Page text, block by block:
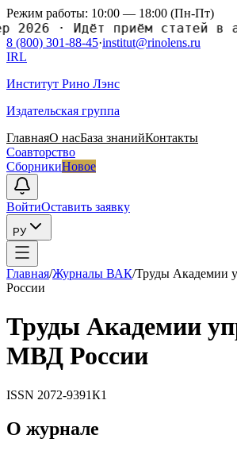
Режим работы: 10:00 — 18:00 (Пн-Пт)
·Идёт приём статей в
8 (800) 301-88-45·institut@rinolens.ru
IRL
Институт Рино Лэнс
Издательская группа
ГлавнаяО насБаза знанийКонтакты
Соавторство
СборникиНовое
ВойтиОставить заявку
РУ
Главная/Журналы ВАК/Труды Академии
России
Труды Академии
МВД России
ISSN 2072-9391К1
О журнале